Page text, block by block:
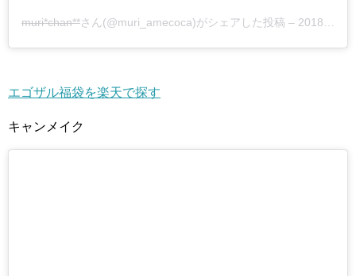
muri*chan**さん(@muri_amecoca)がシェアした投稿 – 2018年12月月31日午後10時15分PST
エゴザル福袋を楽天で探す
キャンメイク